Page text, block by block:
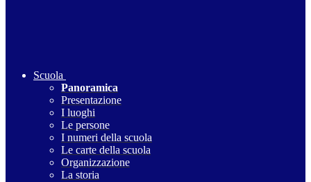
Scuola
Panoramica
Presentazione
I luoghi
Le persone
I numeri della scuola
Le carte della scuola
Organizzazione
La storia